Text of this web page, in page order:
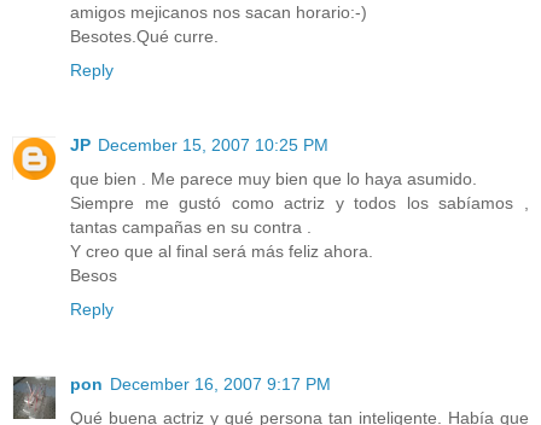
amigos mejicanos nos sacan horario:-)
Besotes.Qué curre.
Reply
JP December 15, 2007 10:25 PM
que bien . Me parece muy bien que lo haya asumido.
Siempre me gustó como actriz y todos los sabíamos ,
tantas campañas en su contra .
Y creo que al final será más feliz ahora.
Besos
Reply
pon December 16, 2007 9:17 PM
Qué buena actriz y qué persona tan inteligente. Había que